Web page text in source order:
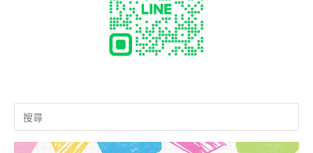
Search
for: